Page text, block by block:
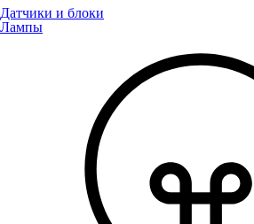
Датчики и блоки
Лампы